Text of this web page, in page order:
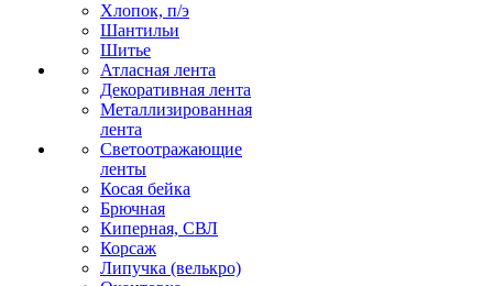
Хлопок, п/э
Шантильи
Шитье
Атласная лента
Декоративная лента
Металлизированная
лента
Светоотражающие
ленты
Косая бейка
Брючная
Киперная, СВЛ
Корсаж
Липучка (велькро)